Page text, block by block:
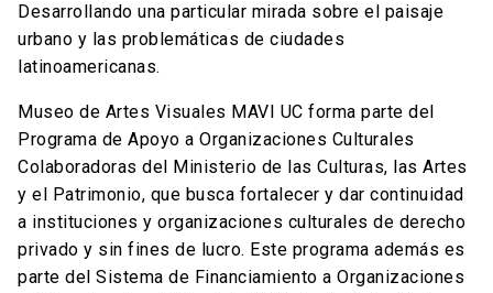
Desarrollando una particular mirada sobre el paisaje
urbano y las problemáticas de ciudades
latinoamericanas.
Museo de Artes Visuales MAVI UC forma parte del
Programa de Apoyo a Organizaciones Culturales
Colaboradoras del Ministerio de las Culturas, las Artes
y el Patrimonio, que busca fortalecer y dar continuidad
a instituciones y organizaciones culturales de derecho
privado y sin fines de lucro. Este programa además es
parte del Sistema de Financiamiento a Organizaciones